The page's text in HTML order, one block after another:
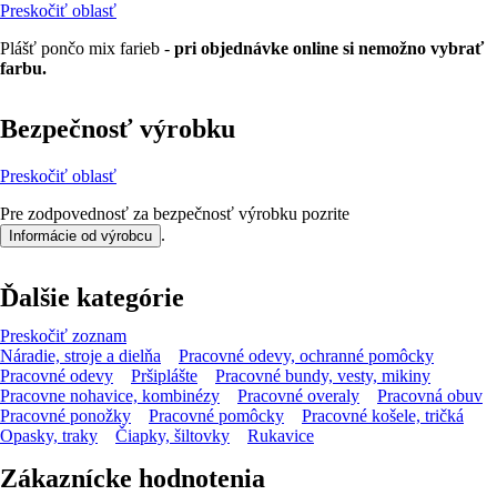
Preskočiť oblasť
Plášť pončo mix farieb - pri objednávke online si nemožno vybrať
farbu.
Bezpečnosť výrobku
Preskočiť oblasť
Pre zodpovednosť za bezpečnosť výrobku pozrite
Informácie od výrobcu .
Ďalšie kategórie
Preskočiť zoznam
Náradie, stroje a dielňa
Pracovné odevy, ochranné pomôcky
Pracovné odevy
Pršiplášte
Pracovné bundy, vesty, mikiny
Pracovne nohavice, kombinézy
Pracovné overaly
Pracovná obuv
Pracovné ponožky
Pracovné pomôcky
Pracovné košele, tričká
Opasky, traky
Čiapky, šiltovky Rukavice
Zákaznícke hodnotenia